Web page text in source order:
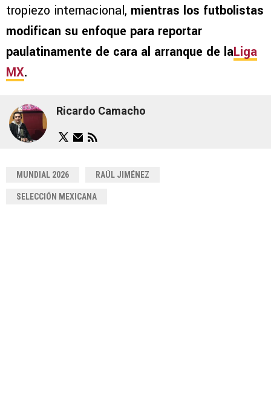
tropiezo internacional, mientras los futbolistas
modifican su enfoque para reportar
paulatinamente de cara al arranque de laLiga
MX.
Ricardo Camacho
MUNDIAL 2026 RAÚL JIMÉNEZ
SELECCIÓN MEXICANA